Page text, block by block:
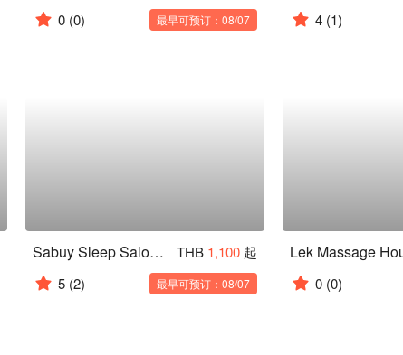
0 (0) 最早可预订：08/07
4 (1)
Sabuy Sleep Salon (Siam Square 3) THB 1,100 起
5 (2) 最早可预订：08/07
0 (0)